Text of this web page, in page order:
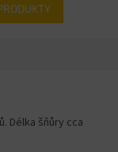
Délka šňůry cca